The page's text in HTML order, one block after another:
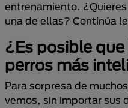
entrenamiento.
una de ellas? Continúa
¿Es posible
perros más
Para sorpresa de
vemos, sin importar sus